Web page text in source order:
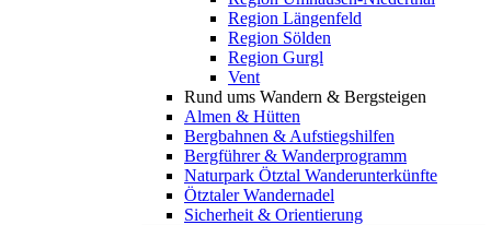
Region Längenfeld
Region Sölden
Region Gurgl
Vent
Rund ums Wandern & Bergsteigen
Almen & Hütten
Bergbahnen & Aufstiegshilfen
Bergführer & Wanderprogramm
Naturpark Ötztal Wanderunterkünfte
Ötztaler Wandernadel
Sicherheit & Orientierung